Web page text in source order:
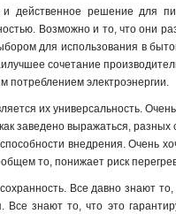
решение для
Возможно и то, что они
для использования в
сочетание
потреблением электроэнергии.
их универсальность.
заведено выражаться,
внедрения. Очень
то, понижает риск
Все давно знают
знают то, что это